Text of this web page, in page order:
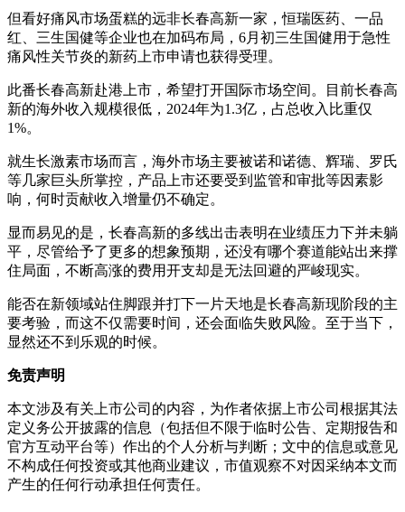
但看好痛风市场蛋糕的远非长春高新一家，恒瑞医药、一品
红、三生国健等企业也在加码布局，6月初三生国健用于急性
痛风性关节炎的新药上市申请也获得受理。
此番长春高新赴港上市，希望打开国际市场空间。目前长春高
新的海外收入规模很低，2024年为1.3亿，占总收入比重仅
1%。
就生长激素市场而言，海外市场主要被诺和诺德、辉瑞、罗氏
等几家巨头所掌控，产品上市还要受到监管和审批等因素影
响，何时贡献收入增量仍不确定。
显而易见的是，长春高新的多线出击表明在业绩压力下并未躺
平，尽管给予了更多的想象预期，还没有哪个赛道能站出来撑
住局面，不断高涨的费用开支却是无法回避的严峻现实。
能否在新领域站住脚跟并打下一片天地是长春高新现阶段的主
要考验，而这不仅需要时间，还会面临失败风险。至于当下，
显然还不到乐观的时候。
免责声明
本文涉及有关上市公司的内容，为作者依据上市公司根据其法
定义务公开披露的信息（包括但不限于临时公告、定期报告和
官方互动平台等）作出的个人分析与判断；文中的信息或意见
不构成任何投资或其他商业建议，市值观察不对因采纳本文而
产生的任何行动承担任何责任。